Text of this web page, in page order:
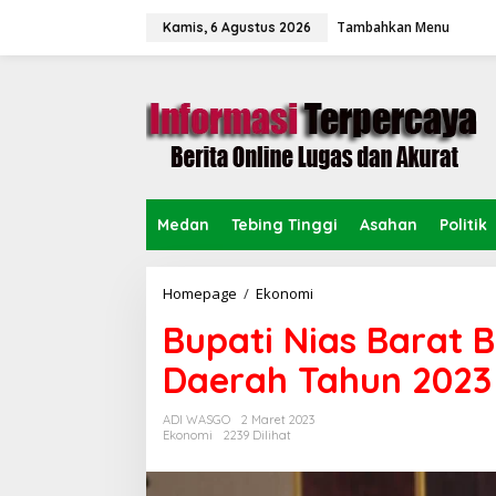
Kamis, 6 Agustus 2026 Tambahkan Menu
Medan Tebing Tinggi Asahan Politik
Homepage / Ekonomi
p
a
t
N
s
Bupati Nias Barat
Daerah Tahun 2023
ADI WASGO
2 Maret 2023
Ekonomi
2239 Dilihat